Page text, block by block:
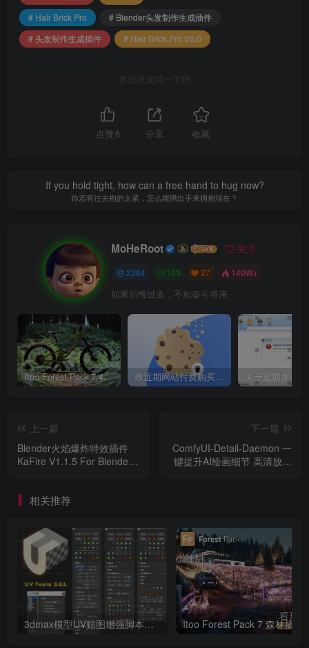
# Hair Brick Pro
# Blender头发制作生成插件
# 头发制作生成插件
# Hair Brick Pro V5.0
喜欢就支持一下吧
点赞 6 分享 收藏
If you hold tight, how can a free hand to hug now?
你若将过去抱的太紧，怎么能腾出手来拥抱现在？
MoHeRoot 关注
2384 103 27 140W+
如果后悔过去，不如奋斗将来
Itoo Forest Pack 7.4.20 森林插件 For 3DSMAX 2014 ~ 2023 汉化永久版 致近期网站付费购买资源及会员用户后，网页显示依然没有购买解决方法！
上一篇
Blender火焰爆炸特效插件
KaFire V1.1.5 For Blender
下一篇
ComfyUI-Detail-Daemon 一
键提升AI绘画细节 高清放大
相关推荐
3dmax模型UV贴图增强脚本插件工具UVTools 3.2L 汉化破解版 For 3dmax2014~2023